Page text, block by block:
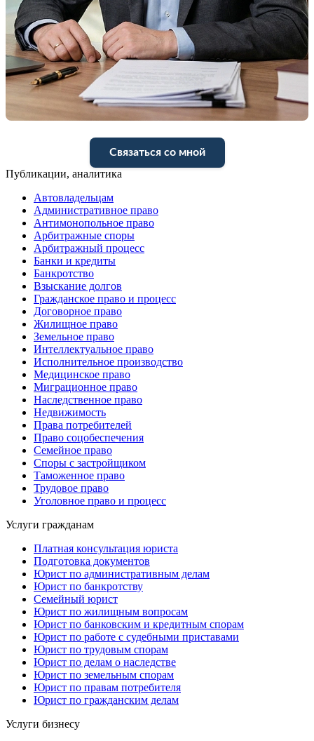
Связаться со мной
Публикации, аналитика
Автовладельцам
Административное право
Антимонопольное право
Арбитражные споры
Арбитражный процесс
Банки и кредиты
Банкротство
Взыскание долгов
Гражданское право и процесс
Договорное право
Жилищное право
Земельное право
Интеллектуальное право
Исполнительное производство
Медицинское право
Миграционное право
Наследственное право
Недвижимость
Права потребителей
Право соцобеспечения
Семейное право
Споры с застройщиком
Таможенное право
Трудовое право
Уголовное право и процесс
Услуги гражданам
Платная консультация юриста
Подготовка документов
Юрист по административным делам
Юрист по банкротству
Семейный юрист
Юрист по жилищным вопросам
Юрист по банковским и кредитным спорам
Юрист по работе с судебными приставами
Юрист по трудовым спорам
Юрист по делам о наследстве
Юрист по земельным спорам
Юрист по правам потребителя
Юрист по гражданским делам
Услуги бизнесу